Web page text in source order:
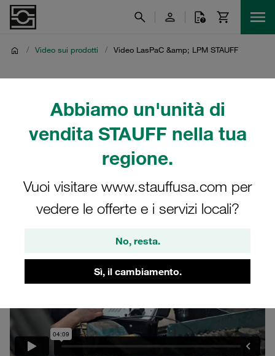
Abbiamo un'unità di
vendita STAUFF nella tua
regione.
Vuoi visitare www.stauffusa.com per
vedere le offerte e i servizi locali?
No, resta.
Sì, il cambiamento.
/ Video sui prodotti / Video LasPaC &amp; LPM STAUFF
LPM STAUFF
particelle LasPaC-II e LPM-II STAUFF